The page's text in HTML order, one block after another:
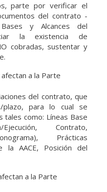
parte por verificar el
del contrato -
y Alcances del
la existencia de
cobradas, sustentar y
a la Parte
del contrato, que
plazo, para lo cual se
tales como: Líneas Base
Ejecución, Contrato,
Prácticas
la AACE, Posición del
a la Parte